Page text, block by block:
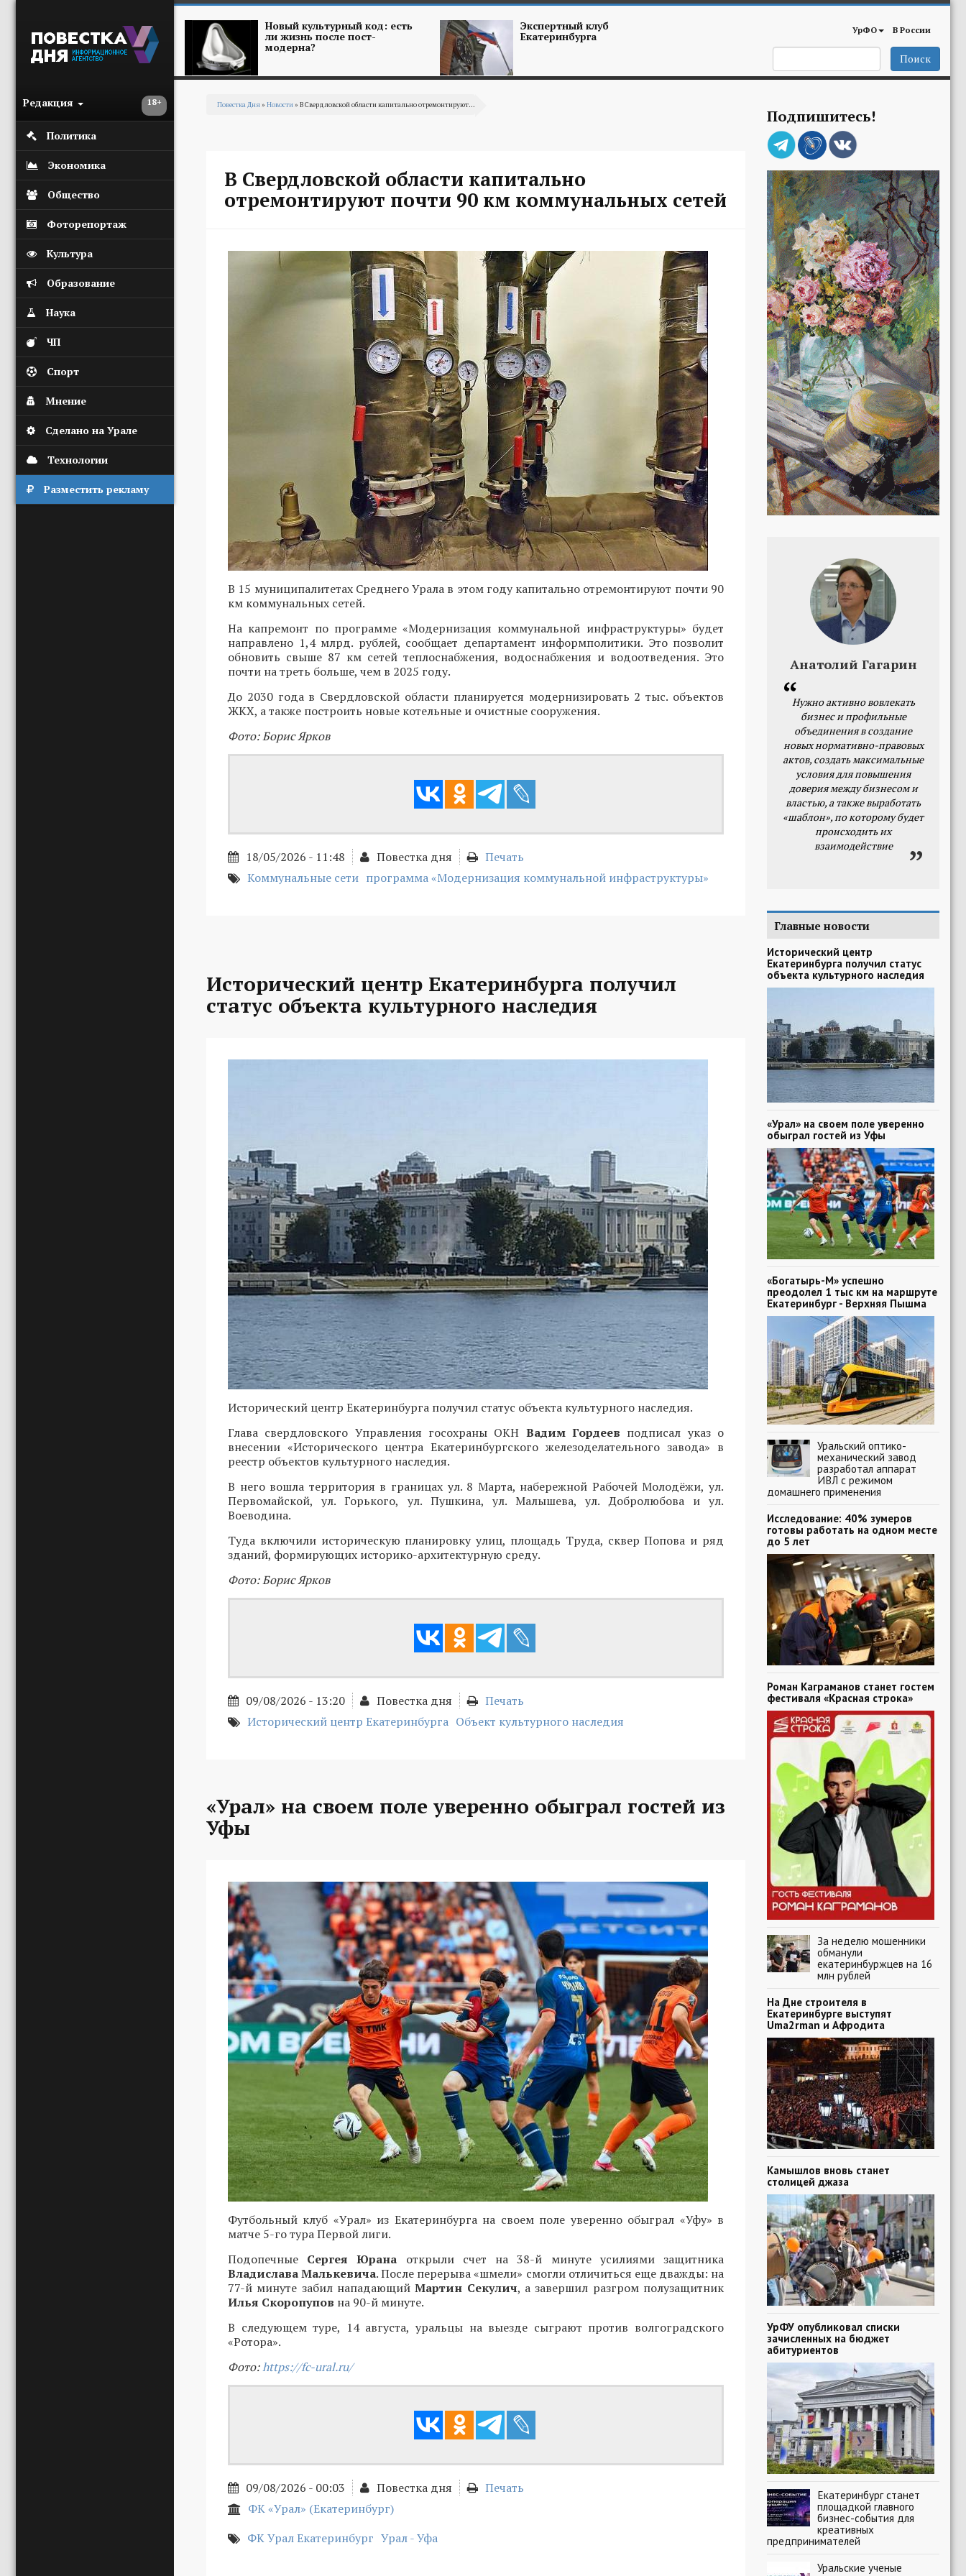
18+
Редакция
Политика
Экономика
Общество
Фоторепортаж
Культура
Образование
Наука
ЧП
Спорт
Мнение
Сделано на Урале
Технологии
Разместить рекламу
Новый культурный код: есть
ли жизнь после пост-
модерна?
Экспертный клуб
Екатеринбурга УрФО В России
Поиск
Повестка Дня» Новости» В Свердловской области капитально отремонтируют...
В Свердловской области капитально
отремонтируют почти 90 км коммунальных сетей
В 15 муниципалитетах Среднего Урала в этом году капитально отремонтируют почти 90
км коммунальных сетей.
На капремонт по программе «Модернизация коммунальной инфраструктуры» будет
направлено 1,4 млрд. рублей, сообщает департамент информполитики. Это позволит
обновить свыше 87 км сетей теплоснабжения, водоснабжения и водоотведения. Это
почти на треть больше, чем в 2025 году.
До 2030 года в Свердловской области планируется модернизировать 2 тыс. объектов
ЖКХ, а также построить новые котельные и очистные сооружения.
Фото: Борис Ярков
18/05/2026 - 11:48 Повестка дня
Печать
Коммунальные сети программа «Модернизация коммунальной инфраструктуры»
Исторический центр Екатеринбурга получил
статус объекта культурного наследия
Исторический центр Екатеринбурга получил статус объекта культурного наследия.
Глава свердловского Управления госохраны ОКН Вадим Гордеев подписал указ о
внесении «Исторического центра Екатеринбургского железоделательного завода» в
реестр объектов культурного наследия.
В него вошла территория в границах ул. 8 Марта, набережной Рабочей Молодёжи, ул.
Первомайской, ул. Горького, ул. Пушкина, ул. Малышева, ул. Добролюбова и ул.
Воеводина.
Туда включили историческую планировку улиц, площадь Труда, сквер Попова и ряд
зданий, формирующих историко-архитектурную среду.
Фото: Борис Ярков
09/08/2026 - 13:20 Повестка дня
Печать
Исторический центр Екатеринбурга Объект культурного наследия
«Урал» на своем поле уверенно обыграл гостей из
Уфы
Футбольный клуб «Урал» из Екатеринбурга на своем поле уверенно обыграл «Уфу» в
матче 5-го тура Первой лиги.
Подопечные Сергея Юрана открыли счет на 38-й минуте усилиями защитника
Владислава Малькевича. После перерыва «шмели» смогли отличиться еще дважды: на
77-й минуте забил нападающийМартин Секулич, а завершил разгром полузащитник
Илья Скоропупов на 90-й минуте.
В следующем туре, 14 августа, уральцы на выезде сыграют против волгоградского
«Ротора».
Фото:https://fc-ural.ru/
09/08/2026 - 00:03 Повестка дня
Печать
ФК «Урал» (Екатеринбург)
ФК Урал Екатеринбург Урал - Уфа
Подпишитесь!
Анатолий Гагарин
Нужно активно вовлекать
бизнес и профильные
объединения в создание
новых нормативно-правовых
актов, создать максимальные
условия для повышения
доверия между бизнесом и
властью, а также выработать
«шаблон», по которому будет
происходить их
взаимодействие
Главные новости
Исторический центр
Екатеринбурга получил статус
объекта культурного наследия
«Урал» на своем поле уверенно
обыграл гостей из Уфы
«Богатырь-М» успешно
преодолел 1 тыс км на маршруте
Екатеринбург - Верхняя Пышма
Уральский оптико-
механический завод
разработал аппарат
ИВЛ с режимом
домашнего применения
Исследование: 40% зумеров
готовы работать на одном месте
до 5 лет
Роман Каграманов станет гостем
фестиваля «Красная строка»
За неделю мошенники
обманули
екатеринбуржцев на 16
млн рублей
На Дне строителя в
Екатеринбурге выступят
Uma2rman и Афродита
Камышлов вновь станет
столицей джаза
УрФУ опубликовал списки
зачисленных на бюджет
абитуриентов
Екатеринбург станет
площадкой главного
бизнес-события для
креативных
предпринимателей
Уральские ученые